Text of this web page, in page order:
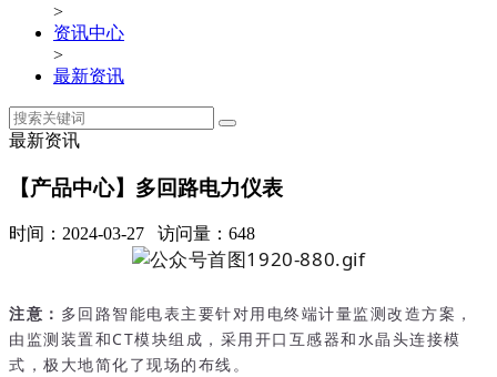
>
资讯中心
>
最新资讯
最新资讯
【产品中心】多回路电力仪表
时间：2024-03-27 访问量：648
注意： 多回路智能电表主要针对用电终端计量监测改造方案，
由监测装置和CT模块组成，采用开口互感器和水晶头连接模
式，极大地简化了现场的布线。